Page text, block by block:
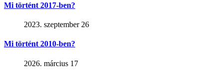
Mi történt 2017-ben?
2023. szeptember 26
Mi történt 2010-ben?
2026. március 17